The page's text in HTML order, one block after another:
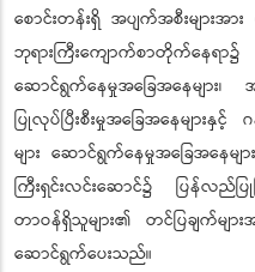
စောင်းတန်းရှိ အပျက်အစီးများအား
ဘုရားကြီးကျောက်စာတိုက်နေရာ
ဆောင်ရွက်နေမှုအခြေအနေမျာ
ပြုလုပ်ပြီးစီးမှုအခြေအနေများ
များ ဆောင်ရွက်နေမှုအခြေအနေမ
ကြီးရှင်းလင်းဆောင်၌ ပြန်လည်ပ
တာဝန်ရှိသူများ၏ တင်ပြချက်မျာ
ဆောင်ရွက်ပေးသည်။